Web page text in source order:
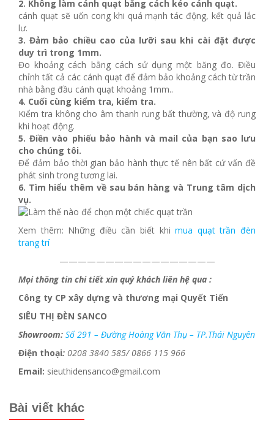
2. Không làm cánh quạt bằng cách kéo cánh quạt.
cánh quạt sẽ uốn cong khi quá mạnh tác động, kết quả lắc
lư.
3. Đảm bảo chiều cao của lưỡi sau khi cài đặt được
duy trì trong 1mm.
Đo khoảng cách bằng cách sử dụng một băng đo. Điều
chỉnh tất cả các cánh quạt để đảm bảo khoảng cách từ trần
nhà bằng đầu cánh quạt khoảng 1mm..
4. Cuối cùng kiểm tra, kiểm tra.
Kiểm tra không cho âm thanh rung bất thường, và độ rung
khi hoạt động.
5. Điền vào phiếu bảo hành và mail của bạn sao lưu
cho chúng tôi.
Để đảm bảo thời gian bảo hành thực tế nên bất cứ vấn đề
phát sinh trong tương lai.
6. Tìm hiểu thêm về sau bán hàng và Trung tâm dịch
vụ.
Xem thêm: Những điều cần biết khimua quạt trần đèn
trang trí
—————————————————
Mọi thông tin chi tiết xin quý khách liên hệ qua :
Công ty CP xây dựng và thương mại Quyết Tiến
SIÊU THỊ ĐÈN SANCO
Showroom: Số 291 – Đường Hoàng Văn Thụ – TP.Thái Nguyên
Điện thoại: 0208 3840 585/ 0866 115 966
Email: sieuthidensanco@gmail.com
Bài viết khác